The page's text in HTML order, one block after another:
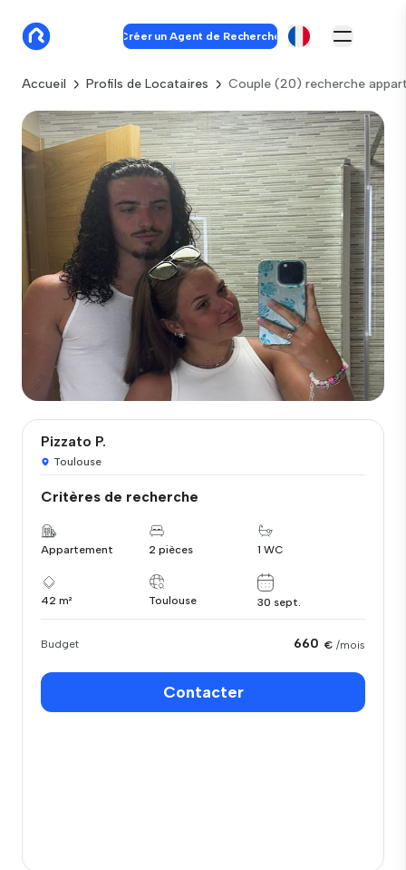
Créer un Agent de Recherche
Accueil Profils de Locataires Couple (20) recherche
Pizzato P.
Toulouse
Critères de recherche
Appartement 2 pièces 1 WC
42 m² Toulouse 30 sept.
Budget 660 € /mois
Contacter